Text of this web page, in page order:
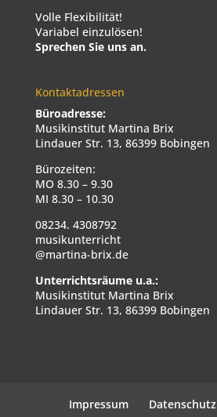
Volle Flexibilität!
Variabel einzulösen!
Sprechen Sie uns an.
Kontaktadressen
Büroadresse:
Musikinstitut Martina Brix
Lindauer Str. 13, 86399 Bobingen
Bürozeiten:
MO 8.30 – 9.30
MI 8.30 – 10.30
08234. 4308792
musikunterricht
@martina-brix.de
Unterrichtsräume u.a.:
Musikinstitut Martina Brix
Lindauer Str. 13, 86399 Bobingen
Impressum Datenschutz